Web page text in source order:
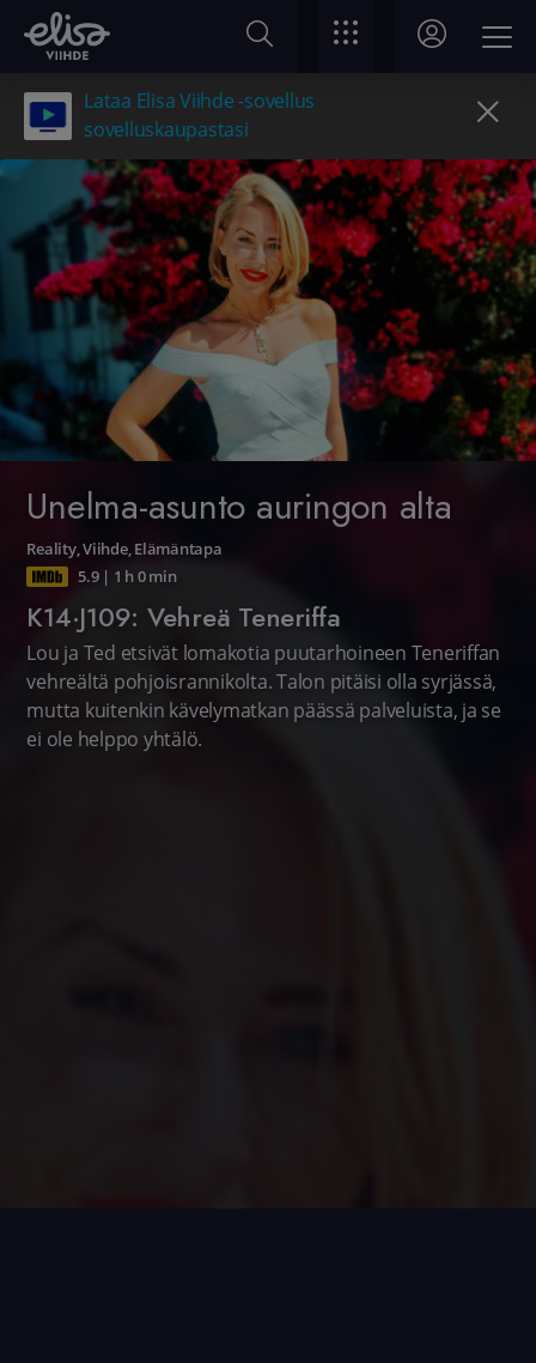
Lataa Elisa Viihde -sovellus
sovelluskaupastasi
Unelma-asunto auringon alta
Reality,Viihde,Elämäntapa
5.9| 1 h 0 min
K14·J109: Vehreä Teneriffa
Lou ja Ted etsivät lomakotia puutarhoineen Teneriffan
vehreältä pohjoisrannikolta. Talon pitäisi olla syrjässä,
mutta kuitenkin kävelymatkan päässä palveluista, ja se
ei ole helppo yhtälö.